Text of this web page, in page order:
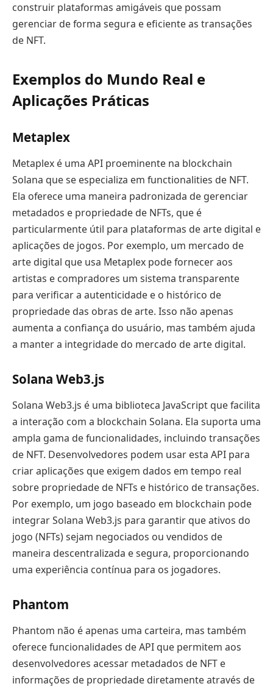
construir plataformas amigáveis que possam
gerenciar de forma segura e eficiente as transações
de NFT.
Exemplos do Mundo Real e
Aplicações Práticas
Metaplex
Metaplex é uma API proeminente na blockchain
Solana que se especializa em functionalities de NFT.
Ela oferece uma maneira padronizada de gerenciar
metadados e propriedade de NFTs, que é
particularmente útil para plataformas de arte digital e
aplicações de jogos. Por exemplo, um mercado de
arte digital que usa Metaplex pode fornecer aos
artistas e compradores um sistema transparente
para verificar a autenticidade e o histórico de
propriedade das obras de arte. Isso não apenas
aumenta a confiança do usuário, mas também ajuda
a manter a integridade do mercado de arte digital.
Solana Web3.js
Solana Web3.js é uma biblioteca JavaScript que facilita
a interação com a blockchain Solana. Ela suporta uma
ampla gama de funcionalidades, incluindo transações
de NFT. Desenvolvedores podem usar esta API para
criar aplicações que exigem dados em tempo real
sobre propriedade de NFTs e histórico de transações.
Por exemplo, um jogo baseado em blockchain pode
integrar Solana Web3.js para garantir que ativos do
jogo (NFTs) sejam negociados ou vendidos de
maneira descentralizada e segura, proporcionando
uma experiência contínua para os jogadores.
Phantom
Phantom não é apenas uma carteira, mas também
oferece funcionalidades de API que permitem aos
desenvolvedores acessar metadados de NFT e
informações de propriedade diretamente através de